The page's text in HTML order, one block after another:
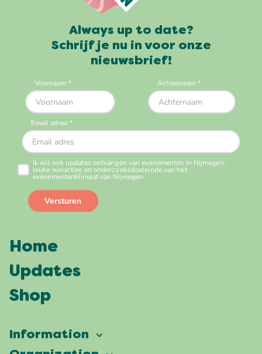
Always up to date?
Schrijf je nu in voor onze
nieuwsbrief!
Home
Updates
Shop
Information
Vierdaagsefeesten